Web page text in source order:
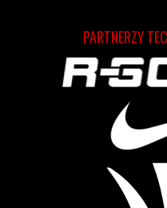
PARTNERZY